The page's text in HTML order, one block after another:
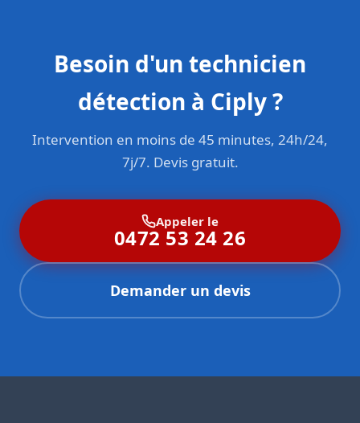
Besoin d'un technicien
détection à Ciply ?
Intervention en moins de 45 minutes, 24h/24,
7j/7. Devis gratuit.
Appeler le
0472 53 24 26
Demander un devis